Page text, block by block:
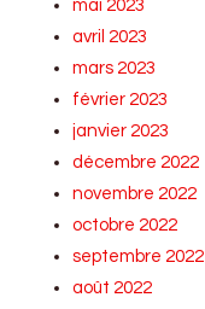
mai 2023
avril 2023
mars 2023
février 2023
janvier 2023
décembre 2022
novembre 2022
octobre 2022
septembre 2022
août 2022